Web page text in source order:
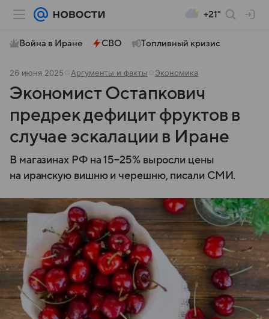
+21°
Война в Иране СВО Топливный кризис
26 июня 2025 Аргументы и факты Экономика
Экономист Остапкович
предрек дефицит фруктов в
случае эскалации в Иране
В магазинах РФ на 15−25% выросли цены
на иранскую вишню и черешню, писали СМИ.